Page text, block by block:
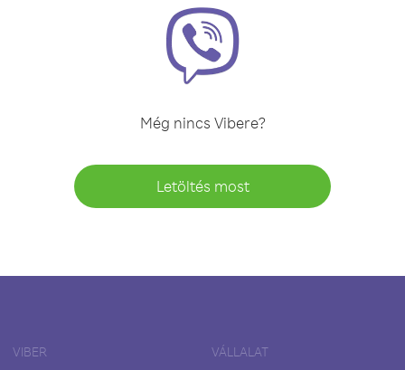
Még nincs Vibere?
Letöltés most
VIBER VÁLLALAT